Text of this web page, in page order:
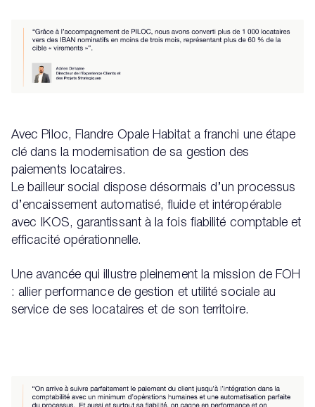
Avec Piloc, Flandre Opale Habitat a franchi une étape
clé dans la modernisation de sa gestion des
paiements locataires.
Le bailleur social dispose désormais d’un processus
d’encaissement automatisé, fluide et intéropérable
avec IKOS, garantissant à la fois fiabilité comptable et
efficacité opérationnelle.
Une avancée qui illustre pleinement la mission de FOH
: allier performance de gestion et utilité sociale au
service de ses locataires et de son territoire.